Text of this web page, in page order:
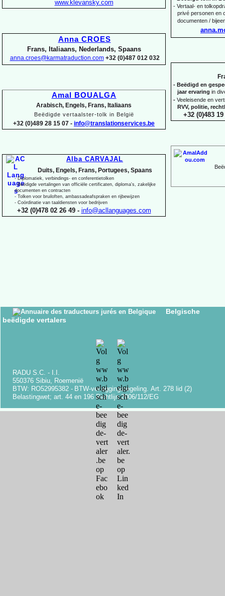
- Vertaal- en
privé personen en
documenten /
- Beëdigd en
jaar ervaring in
- Veeleisende en
RVV, politie,
+32 (0)483
www.klevansky.com
Anna CROES
Frans, Italiaans, Nederlands, Spaans
anna.croes@karmatraduction.com +32 (0)487 012 032
Amal BOUALGA
Arabisch, Engels, Frans, Italiaans
Beëdigde vertaalster-tolk in België
+32 (0)489 28 15 07 - info@translationservices.be
Alba CARVAJAL
Duits, Engels, Frans, Portugees, Spaans
-Diplomatiek, verbindings- en conferentietolken
-Beëdigde vertalingen van officiële certificaten, diploma's, zakelijke
documenten en contracten
- Tolken voor bruiloften, ambassadeafspraken en rijbewijzen
- Coördinatie van taaldiensten voor bedrijven
+32 (0)478 02 26 49 - info@acllanguages.com
Belgische
beëdigde vertalers
RADU S.C. - I.I.
550376 Sibiu, Roemenië
BTW: RO52995382 - BTW-verleggingsregeling. Art. 278 lid (2)
Belastingwet; art. 44 en 196 Richtlijn 2006/112/EG